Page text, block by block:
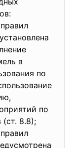
в
по
по
8.8);